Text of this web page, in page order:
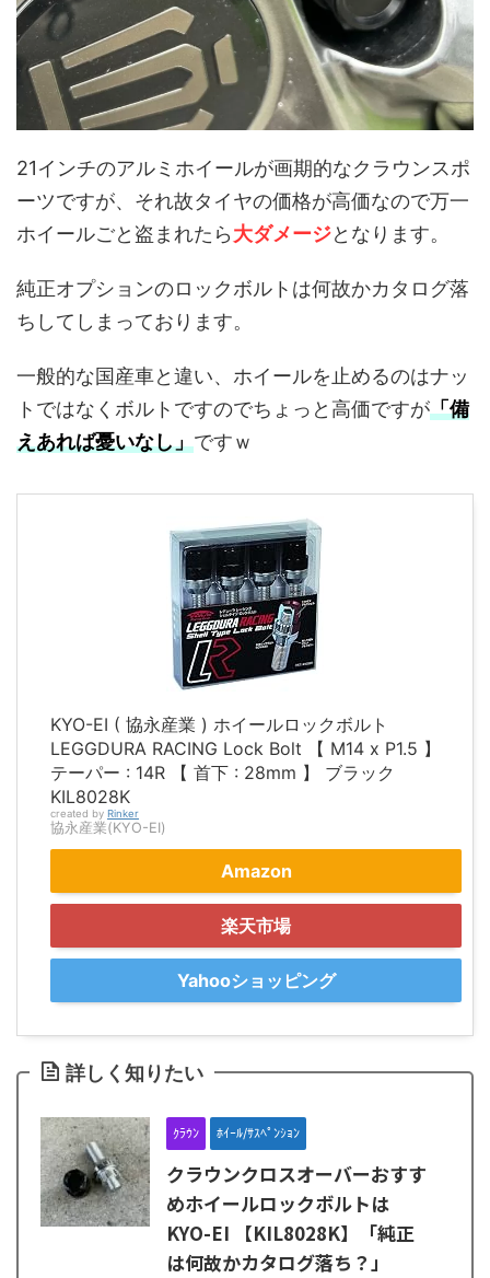
21インチのアルミホイールが画期的なクラウンスポ
ーツですが、それ故タイヤの価格が高価なので万一
ホイールごと盗まれたら大ダメージとなります。
純正オプションのロックボルトは何故かカタログ落
ちしてしまっております。
一般的な国産車と違い、ホイールを止めるのはナッ
トではなくボルトですのでちょっと高価ですが「備
えあれば憂いなし」ですｗ
KYO-EI ( 協永産業 ) ホイールロックボルト
LEGGDURA RACING Lock Bolt 【 M14 x P1.5 】
テーパー : 14R 【 首下 : 28mm 】 ブラック
KIL8028K
created by Rinker
協永産業(KYO-EI)
Amazon
楽天市場
Yahooショッピング
詳しく知りたい
ｸﾗｳﾝ ﾎｲｰﾙ/ｻｽﾍﾟﾝｼｮﾝ
クラウンクロスオーバーおすす
めホイールロックボルトは
KYO-EI 【KIL8028K】「純正
は何故かカタログ落ち？」